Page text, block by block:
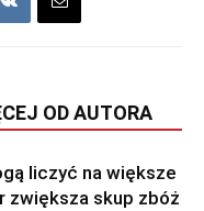
OD AUTORA
liczyć na większe
zwiększa skup zbóż